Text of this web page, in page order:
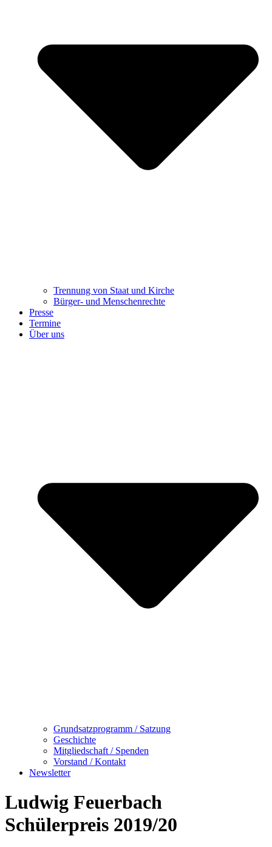
Trennung ​​​​​​​von Staat und Kirche
Bürger- und Menschenrechte
Presse
Termine
Über uns
Grundsatzprogramm / Satzung
Geschichte
Mitgliedschaft / Spenden
Vorstand / Kontakt
Newsletter
Ludwig Feuerbach
Schülerpreis 2019/20